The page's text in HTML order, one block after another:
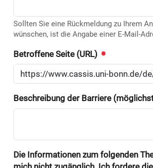
Sollten Sie eine Rückmeldung zu Ihrem
wünschen, ist die Angabe einer E-Mail-
Betroffene Seite (URL)
Beschreibung der Barriere
Die Informationen zum folgenden